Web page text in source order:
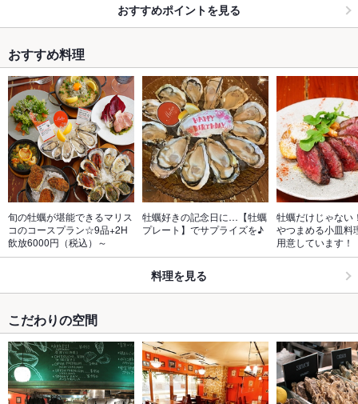
おすすめポイントを見る
おすすめ料理
旬の牡蠣が堪能できるマリス
コのコースプラン☆9品+2H
飲放6000円（税込）～
牡蠣好きの記念日に…【牡蠣
プレート】でサプライズを♪
牡蠣だけじゃない
やつまめる小皿料
用意しています！
料理を見る
こだわりの空間